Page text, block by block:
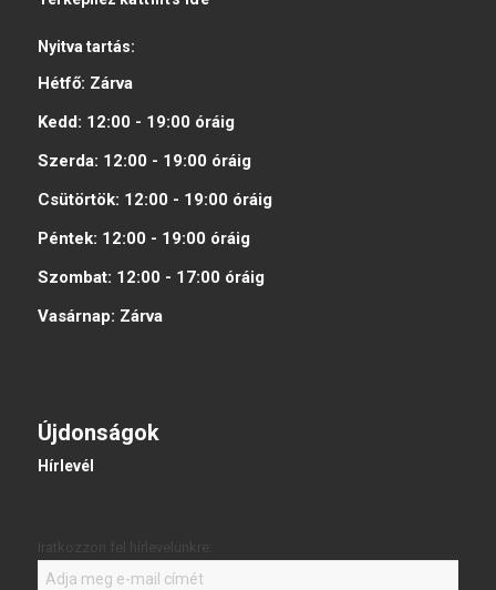
Nyitva tartás:
Hétfő: Zárva
Kedd: 12:00 - 19:00 óráig
Szerda: 12:00 - 19:00 óráig
Csütörtök: 12:00 - 19:00 óráig
Péntek: 12:00 - 19:00 óráig
Szombat: 12:00 - 17:00 óráig
Vasárnap: Zárva
Újdonságok
Hírlevél